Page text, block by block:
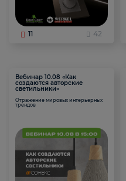
11 42
Вебинар 10.08 «Как
создаются авторские
светильники»
Отражение мировых интерьерных
трендов